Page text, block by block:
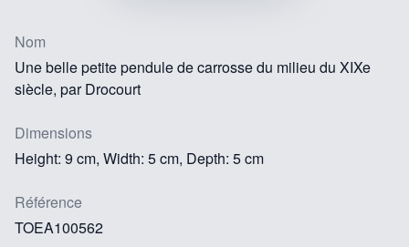
Nom
Une belle petite pendule de carrosse du milieu du XIXe
siècle, par Drocourt
Dimensions
Height: 9 cm, Width: 5 cm, Depth: 5 cm
Référence
TOEA100562